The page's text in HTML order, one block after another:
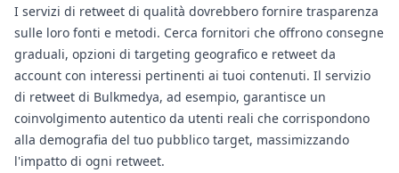
I servizi di retweet di qualità dovrebbero fornire trasparenza
sulle loro fonti e metodi. Cerca fornitori che offrono consegne
graduali, opzioni di targeting geografico e retweet da
account con interessi pertinenti ai tuoi contenuti. Il servizio
di retweet di Bulkmedya, ad esempio, garantisce un
coinvolgimento autentico da utenti reali che corrispondono
alla demografia del tuo pubblico target, massimizzando
l'impatto di ogni retweet.